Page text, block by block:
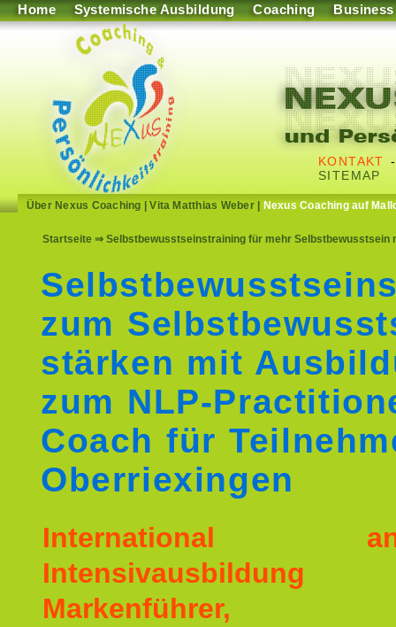
Home Systemische Ausbildung Coaching Business
KONTAKT
SITEMAP
Über Nexus Coaching |Vita Matthias Weber| Nexus Coaching auf
Startseite ⇒ Selbstbewusstseinstraining für mehr Selbstbewusstsein
zum
stärken mit
zum NLP-
Coach für
Oberriexingen
International
Markenführer,